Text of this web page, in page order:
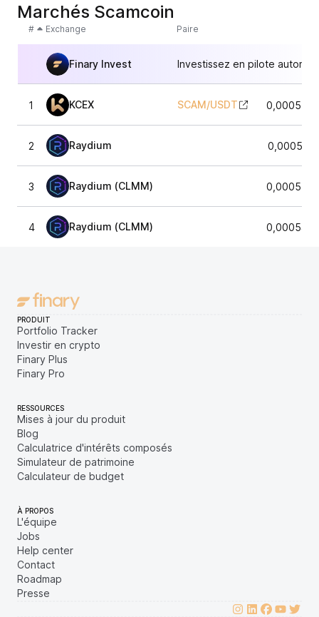
Marchés Scamcoin
# Exchange Paire
Finary Invest Investissez en pilote
1 KCEX SCAM/USDT
2 Raydium
3 Raydium (CLMM)
4 Raydium (CLMM)
PRODUIT
Portfolio Tracker
Investir en crypto
Finary Plus
Finary Pro
RESSOURCES
Mises à jour du produit
Blog
Calculatrice d'intérêts composés
Simulateur de patrimoine
Calculateur de budget
À PROPOS
L'équipe
Jobs
Help center
Contact
Roadmap
Presse